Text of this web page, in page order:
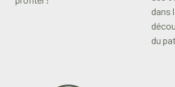
dans
du